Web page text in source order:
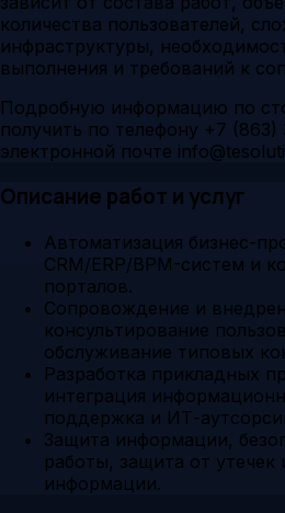
количества пользователей,
инфраструктуры,
выполнения и требований к
Подробную информацию по
получить по телефону +7 (863)
электронной почте
Описание работ и услуг
Автоматизация бизнес-
CRM/ERP/BPM-систем и
порталов.
Сопровождение и
консультирование
обслуживание типовых
Разработка прикладных
интеграция
поддержка и ИТ-
Защита информации,
работы, защита от утечек
информации.